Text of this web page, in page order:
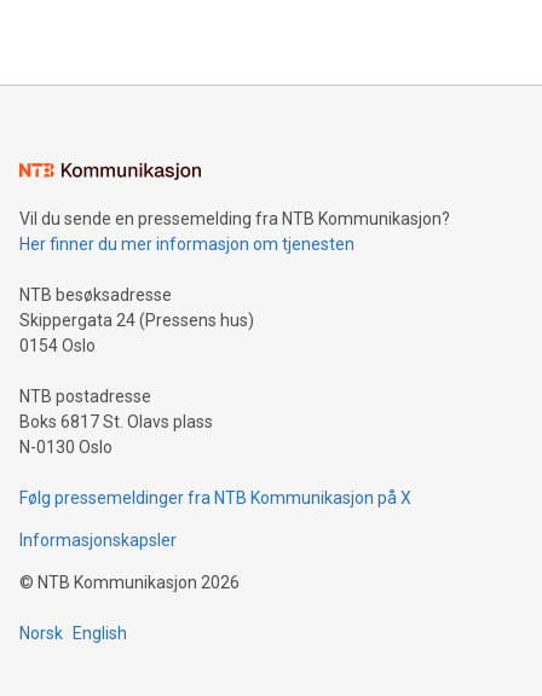
Vil du sende en pressemelding fra NTB Kommunikasjon?
Her finner du mer informasjon om tjenesten
NTB besøksadresse
Skippergata 24 (Pressens hus)
0154 Oslo
NTB postadresse
Boks 6817 St. Olavs plass
N-0130 Oslo
Følg pressemeldinger fra NTB Kommunikasjon på X
Informasjonskapsler
© NTB Kommunikasjon 2026
Norsk English